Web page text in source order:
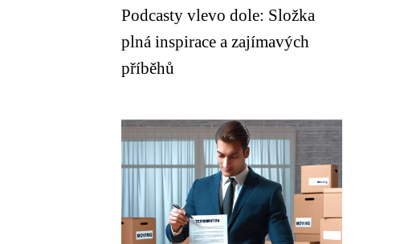
Podcasty vlevo dole: Složka
plná inspirace a zajímavých
příběhů